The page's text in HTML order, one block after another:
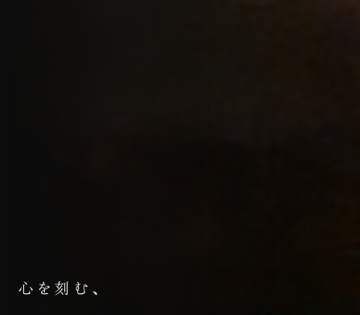
心を刻む、